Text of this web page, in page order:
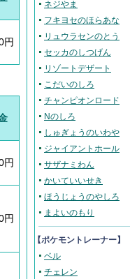
円
円
円
ネジやま
フキヨセのほらあな
リュウラセンのとう
セッカのしつげん
リゾートデザート
こだいのしろ
チャンピオンロード
Nのしろ
しゅぎょうのいわや
ジャイアントホール
サザナミわん
かいていいせき
ほうじょうのやしろ
まよいのもり
【ポケモントレーナー】
ベル
チェレン